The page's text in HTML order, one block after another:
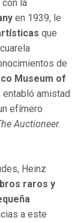
con la
en 1939, le
que
de
Museum of
entabló amistad
efímero
Auctioneer.
Heinz
raros y
a este